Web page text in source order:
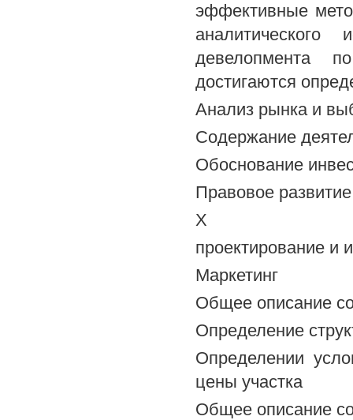
эффективные
аналитического
девелопмента
достигаются
Анализ рынка и
Содержание
Обоснование
Правовое развитие
X
проектирование и
Маркетинг
Общее описание
Определение
Определении
цены участка
Общее описание